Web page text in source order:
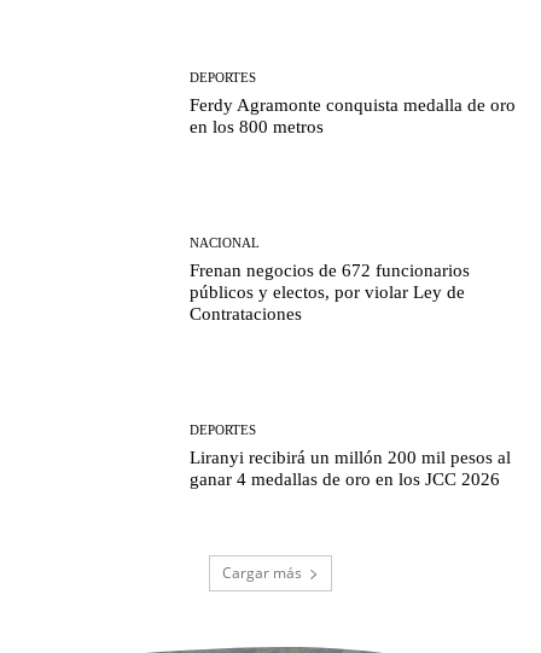
DEPORTES
Ferdy Agramonte conquista medalla de oro
en los 800 metros
NACIONAL
Frenan negocios de 672 funcionarios
públicos y electos, por violar Ley de
Contrataciones
DEPORTES
Liranyi recibirá un millón 200 mil pesos al
ganar 4 medallas de oro en los JCC 2026
Cargar más